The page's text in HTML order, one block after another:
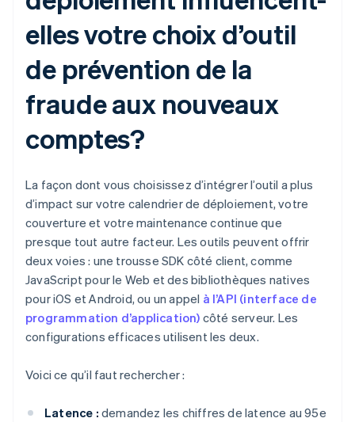
elles votre choix d’outil
de prévention de la
fraude aux nouveaux
comptes?
La façon dont vous choisissez d’intégrer l’outil a plus
d’impact sur votre calendrier de déploiement, votre
couverture et votre maintenance continue que
presque tout autre facteur. Les outils peuvent offrir
deux voies : une trousse SDK côté client, comme
JavaScript pour le Web et des bibliothèques natives
pour iOS et Android, ou un appel à l’API (interface de
programmation d’application) côté serveur. Les
configurations efficaces utilisent les deux.
Voici ce qu’il faut rechercher :
Latence : demandez les chiffres de latence au 95e